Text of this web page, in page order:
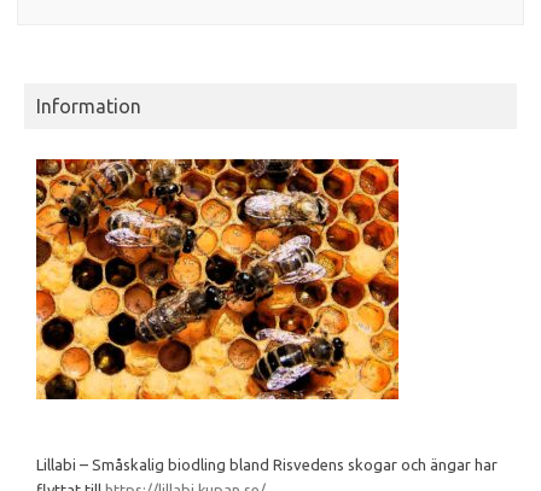
Information
Lillabi – Småskalig biodling bland Risvedens skogar och ängar har